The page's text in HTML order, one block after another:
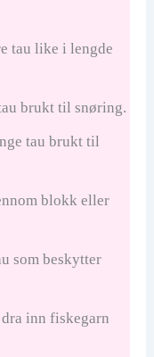
tau like i lengde
brukt til snøring.
tau brukt til
blokk eller
som beskytter
inn fiskegarn